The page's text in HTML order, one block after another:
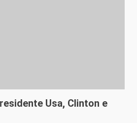
Usa, Clinton e